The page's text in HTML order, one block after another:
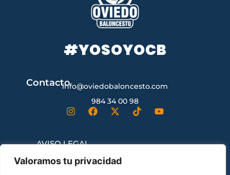
Valoramos tu privacidad
#YOSOYOCB
Contactoinfo@oviedobaloncesto.com
984 34 00 98
AVISO LEGAL